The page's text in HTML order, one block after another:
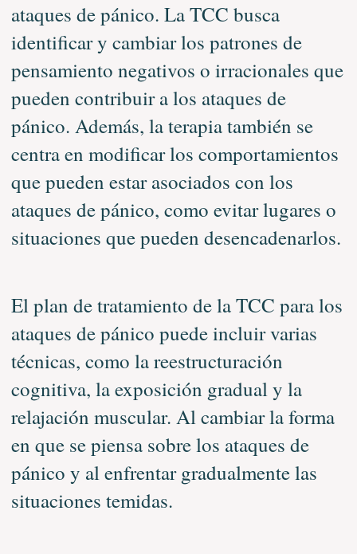
ataques de pánico. La TCC busca
identificar y cambiar los patrones de
pensamiento negativos o irracionales que
pueden contribuir a los ataques de
pánico. Además, la terapia también se
centra en modificar los comportamientos
que pueden estar asociados con los
ataques de pánico, como evitar lugares o
situaciones que pueden desencadenarlos.
El plan de tratamiento de la TCC para los
ataques de pánico puede incluir varias
técnicas, como la reestructuración
cognitiva, la exposición gradual y la
relajación muscular. Al cambiar la forma
en que se piensa sobre los ataques de
pánico y al enfrentar gradualmente las
situaciones temidas.